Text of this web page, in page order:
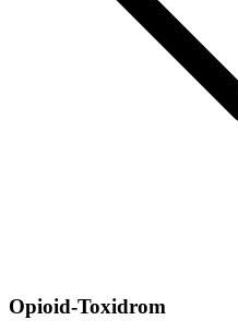
Opioid-Toxidrom